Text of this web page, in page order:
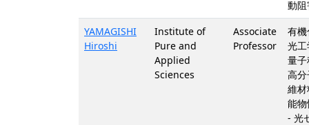
動
YAMAGISHI
Hiroshi
Institute of
Pure and
Applied
Sciences
Associate
Professor
有
光
量
高
維
能
- 光